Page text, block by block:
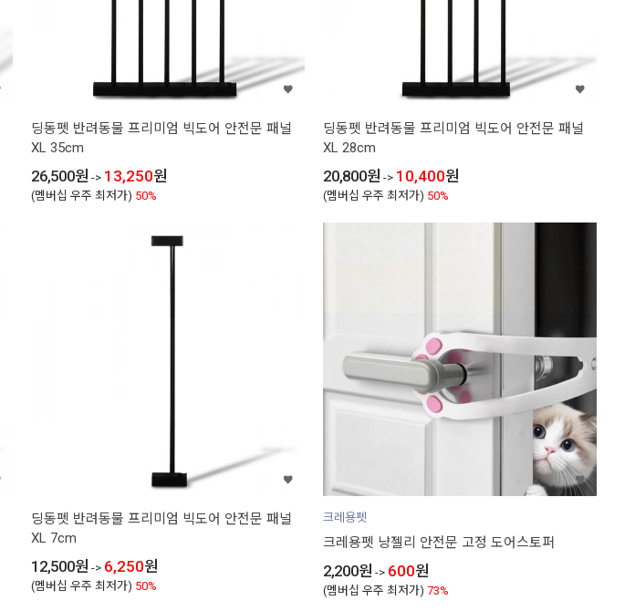
딩동펫 반려동물 프리미엄 빅도어 안전문 패널
XL 35cm
26,500원 -> 13,250원
(멤버십 우주 최저가) 50%
딩동펫 반려동물 프리미엄 빅도어 안전문 패널
XL 28cm
20,800원 -> 10,400원
(멤버십 우주 최저가) 50%
딩동펫 반려동물 프리미엄 빅도어 안전문 패널
XL 7cm
12,500원 -> 6,250원
(멤버십 우주 최저가) 50%
크레용펫
크레용펫 냥젤리 안전문 고정 도어스토퍼
2,200원 -> 600원
(멤버십 우주 최저가) 73%